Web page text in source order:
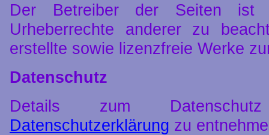
Der Betreiber der Seiten ist
Urheberrechte anderer zu
erstellte sowie lizenzfreie Werke
Datenschutz
Details zum
Datenschutzerklärung zu